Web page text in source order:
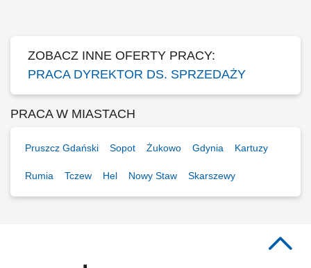
ZOBACZ INNE OFERTY PRACY:
PRACA DYREKTOR DS. SPRZEDAŻY
PRACA W MIASTACH
Pruszcz Gdański Sopot Żukowo Gdynia Kartuzy
Rumia Tczew Hel Nowy Staw Skarszewy